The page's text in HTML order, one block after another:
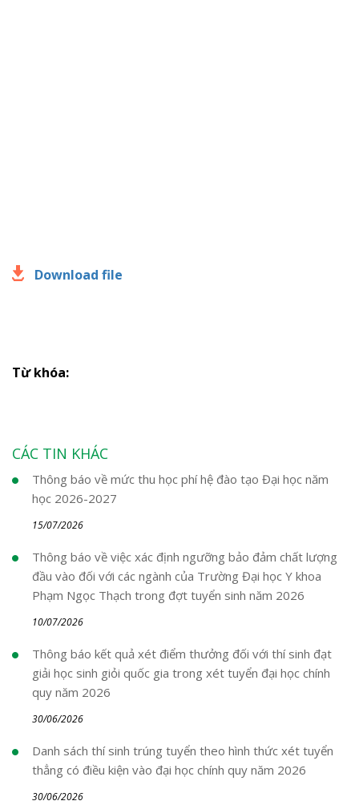
Download file
Từ khóa:
CÁC TIN KHÁC
Thông báo về mức thu học phí hệ đào tạo Đại học năm
học 2026-2027
15/07/2026
Thông báo về việc xác định ngưỡng bảo đảm chất lượng
đầu vào đối với các ngành của Trường Đại học Y khoa
Phạm Ngọc Thạch trong đợt tuyển sinh năm 2026
10/07/2026
Thông báo kết quả xét điểm thưởng đối với thí sinh đạt
giải học sinh giỏi quốc gia trong xét tuyển đại học chính
quy năm 2026
30/06/2026
Danh sách thí sinh trúng tuyển theo hình thức xét tuyển
thẳng có điều kiện vào đại học chính quy năm 2026
30/06/2026